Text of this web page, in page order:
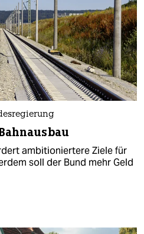
ambitioniertere Ziele für
soll der Bund mehr Geld